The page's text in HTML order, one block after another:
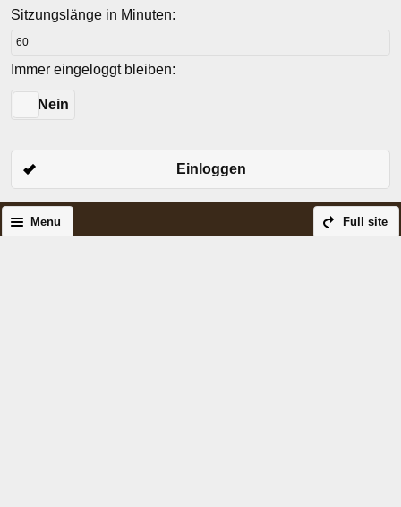
Sitzungslänge in Minuten:
Immer eingeloggt bleiben:
Nein
Einloggen
Full site
Menu